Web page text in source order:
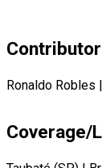
Contributor
Ronaldo Robles
Coverage/